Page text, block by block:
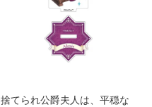
捨てられ公爵夫人は、平穏な